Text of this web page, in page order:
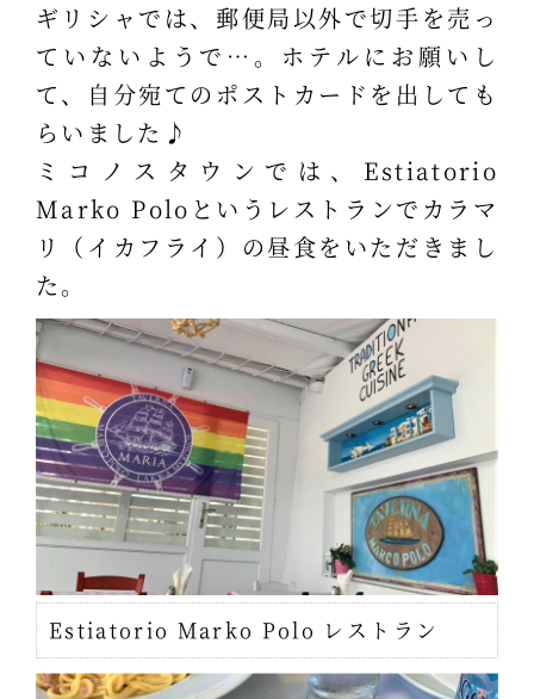
ギリシャでは、郵便局以外で切手を売っ
ていないようで…。ホテルにお願いし
て、自分宛てのポストカードを出しても
らいました♪
ミコノスタウンでは、Estiatorio
Marko Poloというレストランでカラマ
リ（イカフライ）の昼食をいただきまし
た。
Estiatorio Marko Polo レストラン